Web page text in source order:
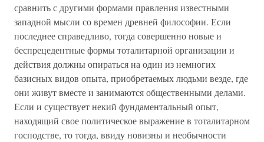
сравнить с другими формами правления известными
западной мысли со времен древней философии. Если
последнее справедливо, тогда совершенно новые и
беспрецедентные формы тоталитарной организации и
действия должны опираться на один из немногих
базисных видов опыта, приобретаемых людьми везде, где
они живут вместе и занимаются общественными делами.
Если и существует некий фундаментальный опыт,
находящий свое политическое выражение в тоталитарном
господстве, то тогда, ввиду новизны и необычности